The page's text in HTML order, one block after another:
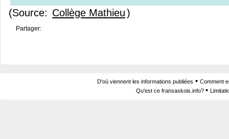
(Source: Collège Mathieu)
Partager:
D'où viennent les informations publiées • Comment
Qu'est ce fransaskois.info? •